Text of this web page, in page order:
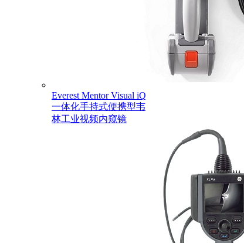
Everest Mentor Visual iQ
一体化手持式便携型韦
林工业视频内窥镜